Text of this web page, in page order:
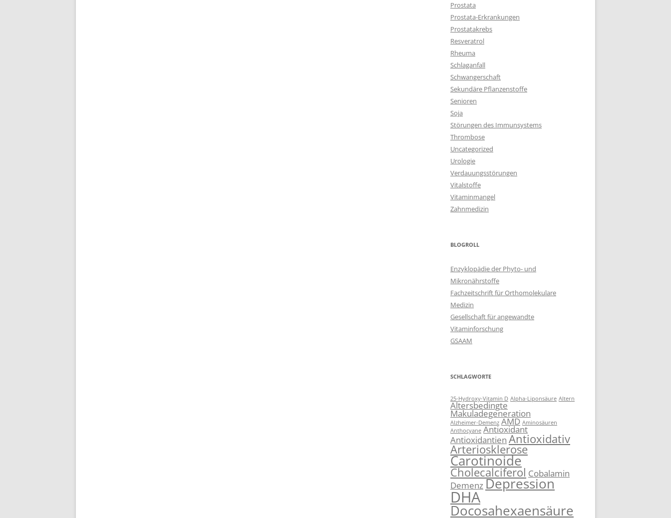
Prostata
Prostata-Erkrankungen
Prostatakrebs
Resveratrol
Rheuma
Schlaganfall
Schwangerschaft
Sekundäre Pflanzenstoffe
Senioren
Soja
Störungen des Immunsystems
Thrombose
Uncategorized
Urologie
Verdauungsstörungen
Vitalstoffe
Vitaminmangel
Zahnmedizin
BLOGROLL
Enzyklopädie der Phyto- und
Mikronährstoffe
Fachzeitschrift für Orthomolekulare
Medizin
Gesellschaft für angewandte
Vitaminforschung
GSAAM
SCHLAGWORTE
25-Hydroxy-Vitamin D Alpha-Liponsäure Altern
Altersbedingte
Makuladegeneration
Alzheimer-Demenz AMD Aminosäuren
Anthocyane Antioxidant
Antioxidantien Antioxidativ
Arteriosklerose
Carotinoide
Cholecalciferol Cobalamin
DemenzDepression
DHA
Docosahexaensäure